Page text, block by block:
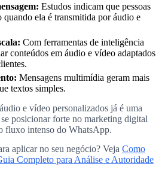
Estudos indicam que pessoas
quando ela é transmitida por áudio e
Com ferramentas de inteligência
conteúdos em áudio e vídeo adaptados
Mensagens multimídia geram mais
textos simples.
e vídeo personalizados já é uma
posicionar forte no marketing digital
fluxo intenso do WhatsApp.
aplicar no seu negócio? Veja Como
Completo para Análise e Autoridade